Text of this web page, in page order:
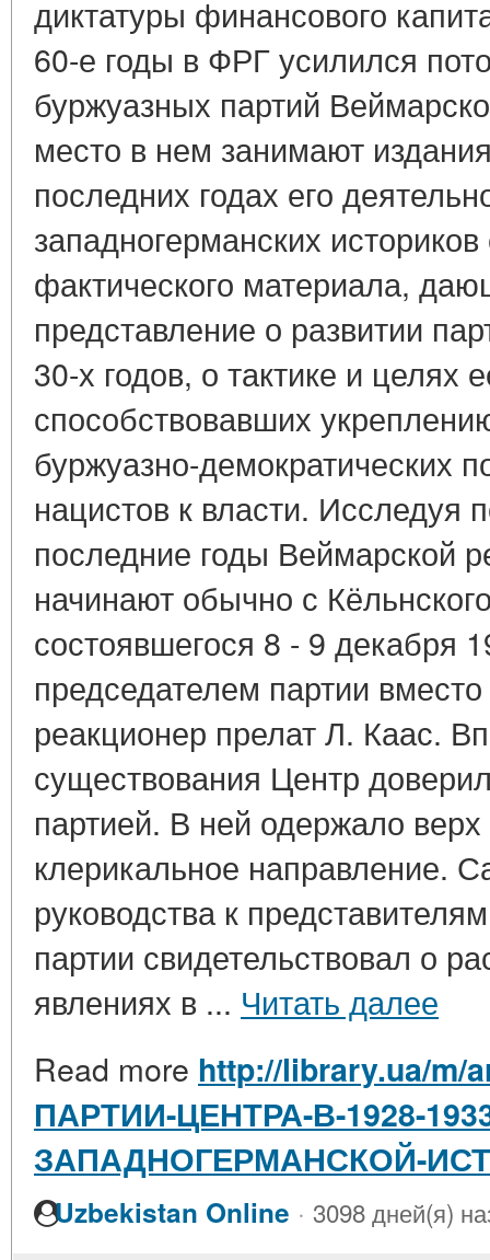
диктатуры финансового
60-е годы в ФРГ усилился
буржуазных партий
место в нем занимают
последних годах его
западногерманских
фактического материала,
представление о развитии
30-х годов, о тактике и целях
способствовавших
буржуазно-демократических
нацистов к власти. Исследуя
последние годы Веймарской
начинают обычно с
состоявшегося 8 - 9 декабря
председателем партии
реакционер прелат Л. Каас.
существования Центр
партией. В ней одержало верх
клерикальное направление.
руководства к
партии свидетельствовал о
явлениях в ... Читать далее
Read more http://library.ua/
ПАРТИИ-ЦЕНТРА-В-1928-
ЗАПАДНОГЕРМАНСКОЙ-
Uzbekistan Online · 3098 дней(я)